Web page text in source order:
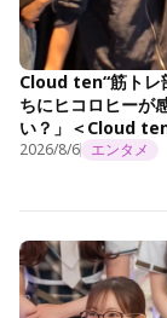
Cloud ten“筋トレ
ちにヒコロヒーが
い？」＜Cloud
2026/8/6 エンタメ